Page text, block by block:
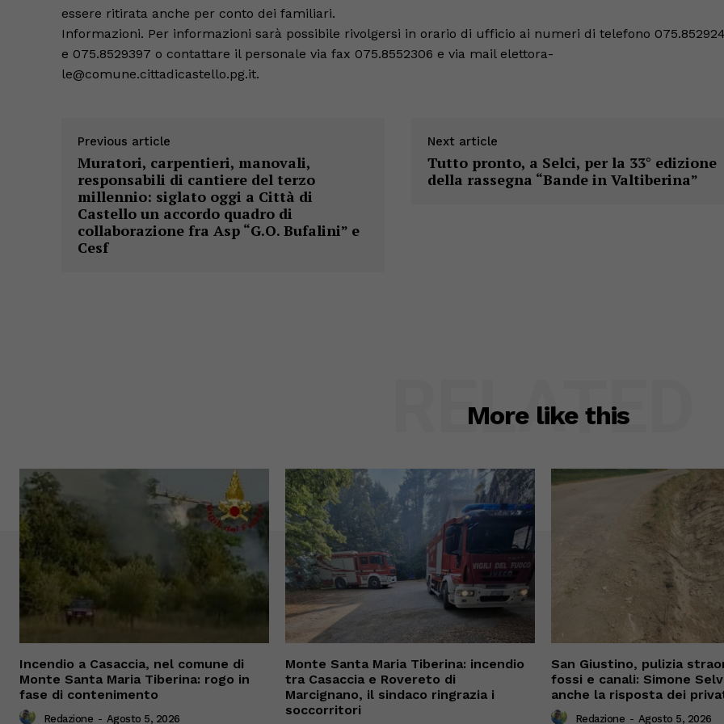
essere ritirata anche per conto dei familiari.
Informazioni. Per informazioni sarà possibile rivolgersi in orario di ufficio ai numeri di telefono
e 075.8529397 o contattare il personale via fax 075.8552306 e via mail elettora-
le@comune.cittadicastello.pg.it.
Previous article
Muratori, carpentieri, manovali,
responsabili di cantiere del terzo
millennio: siglato oggi a Città di
Castello un accordo quadro di
collaborazione fra Asp “G.O. Bufalini” e
Cesf
Next article
Tutto pronto, a Selci, per la 33° edizione
della rassegna “Bande in Valtiberina”
More like this
RELATED
Incendio a Casaccia, nel comune di
Monte Santa Maria Tiberina: rogo in
fase di contenimento
Redazione - Agosto 5, 2026
Monte Santa Maria Tiberina: incendio
tra Casaccia e Rovereto di
Marcignano, il sindaco ringrazia i
soccorritori
San Giustino, pulizia
fossi e canali: Simone
anche la risposta dei
Redazione - Agosto 5, 2026